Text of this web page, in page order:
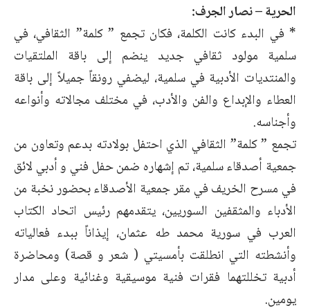
الحرية – نصار الجرف:
* في البدء كانت الكلمة، فكان تجمع ” كلمة” الثقافي، في
سلمية مولود ثقافي جديد ينضم إلى باقة الملتقيات
والمنتديات الأدبية في سلمية، ليضفي رونقاً جميلاً إلى باقة
العطاء والإبداع والفن والأدب، في مختلف مجالاته وأنواعه
وأجناسه.
تجمع ” كلمة” الثقافي الذي احتفل بولادته بدعم وتعاون من
جمعية أصدقاء سلمية، تم إشهاره ضمن حفل فني و أدبي لائق
في مسرح الخريف في مقر جمعية الأصدقاء بحضور نخبة من
الأدباء والمثقفين السوريين، يتقدمهم رئيس اتحاد الكتاب
العرب في سورية محمد طه عثمان، إيذاناً ببدء فعالياته
وأنشطته التي انطلقت بأمسيتي ( شعر و قصة) ومحاضرة
أدبية تخللتهما فقرات فنية موسيقية وغنائية وعلى مدار
يومين.